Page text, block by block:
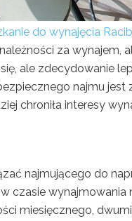
do wynajęcia
za wynajem,
ale zdecydowanie
najmu
chroniła interesy
najmującego do
czasie
miesięcznego,